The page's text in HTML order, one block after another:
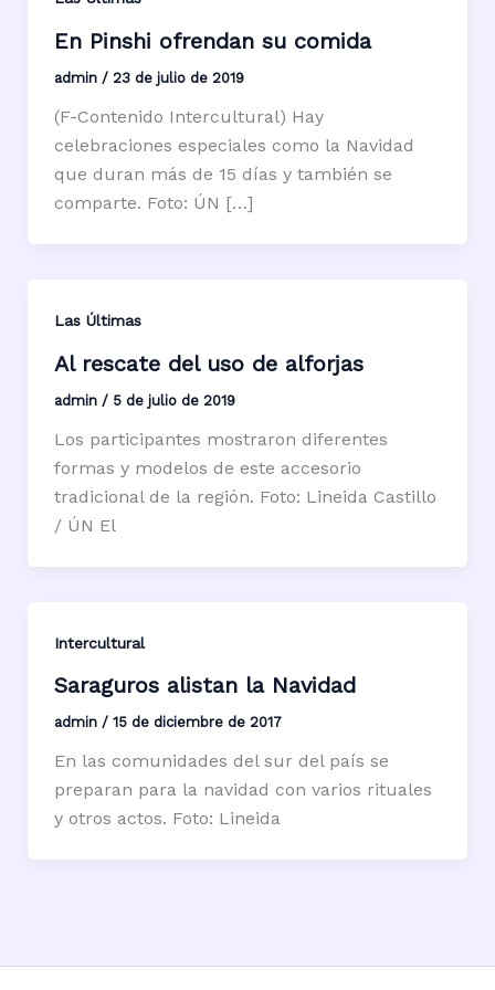
En Pinshi ofrendan su comida
admin / 23 de julio de 2019
(F-Contenido Intercultural) Hay
celebraciones especiales como la Navidad
que duran más de 15 días y también se
comparte. Foto: ÚN […]
Las Últimas
Al rescate del uso de alforjas
admin / 5 de julio de 2019
Los participantes mostraron diferentes
formas y modelos de este accesorio
tradicional de la región. Foto: Lineida Castillo
/ ÚN El
Intercultural
Saraguros alistan la Navidad
admin / 15 de diciembre de 2017
En las comunidades del sur del país se
preparan para la navidad con varios rituales
y otros actos. Foto: Lineida